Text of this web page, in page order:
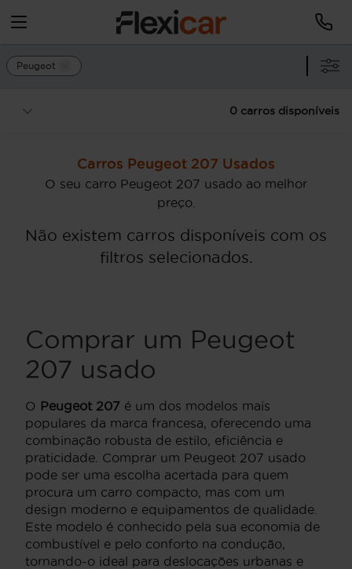
Peugeot
0 carros disponíveis
Carros Peugeot 207 Usados
O seu carro Peugeot 207 usado ao melhor
preço.
Não existem carros disponíveis com os
filtros selecionados.
Comprar um Peugeot
207 usado
O Peugeot 207 é um dos modelos mais
populares da marca francesa, oferecendo uma
combinação robusta de estilo, eficiência e
praticidade. Comprar um Peugeot 207 usado
pode ser uma escolha acertada para quem
procura um carro compacto, mas com um
design moderno e equipamentos de qualidade.
Este modelo é conhecido pela sua economia de
combustível e pelo conforto na condução,
tornando-o ideal para deslocações urbanas e